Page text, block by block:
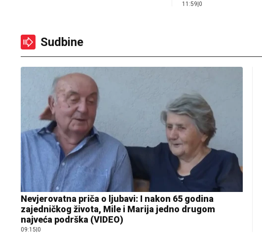
11:59 0
Sudbine
Nevjerovatna priča o ljubavi: I nakon 65 godina
zajedničkog života, Mile i Marija jedno drugom
najveća podrška (VIDEO)
09:15 0